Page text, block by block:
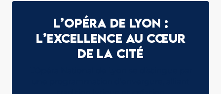
L’Opéra de Lyon :
L’Excellence au Cœur
de la Cité